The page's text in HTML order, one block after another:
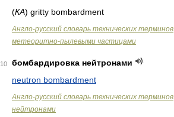
(КА) gritty bombardment
Англо-русский словарь технических терминов
метеоритно-пылевыми частицами
10
бомбардировка нейтронами
neutron bombardment
Англо-русский словарь технических терминов
нейтронами